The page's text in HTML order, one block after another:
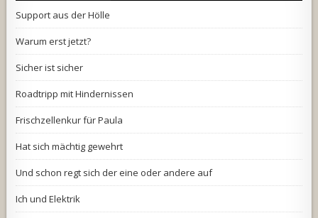
Support aus der Hölle
Warum erst jetzt?
Sicher ist sicher
Roadtripp mit Hindernissen
Frischzellenkur für Paula
Hat sich mächtig gewehrt
Und schon regt sich der eine oder andere auf
Ich und Elektrik